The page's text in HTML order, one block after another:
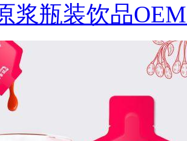
浆瓶装饮品